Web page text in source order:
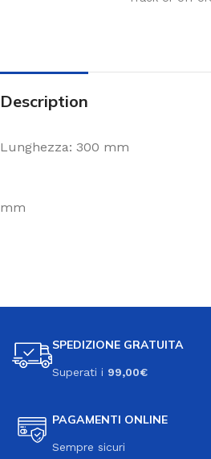
Description
Lunghezza:
Per
SPEDIZIONE GRATUITA
Superati i 99,00€
PAGAMENTI ONLINE
Sempre sicuri